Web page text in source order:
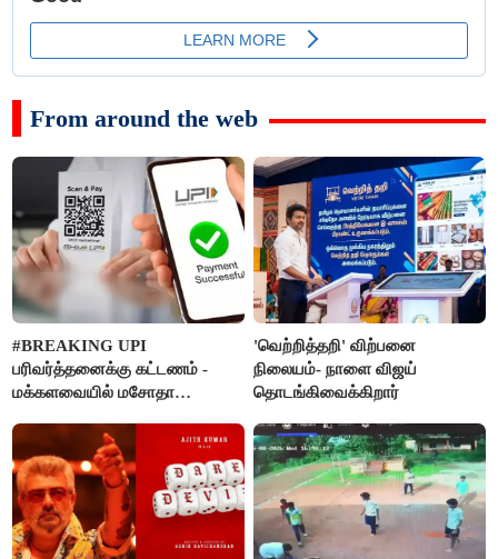
From around the web
#BREAKING UPI
பரிவர்த்தனைக்கு கட்டணம் -
மக்களவையில் மசோதா
'வெற்றித்தறி' விற்பனை
நிலையம்- நாளை விஜய்
தொடங்கிவைக்கிறார்